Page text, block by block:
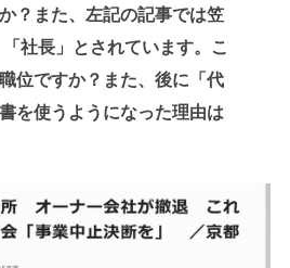
？また、左記の記事では笠
社長」とされています。こ
位ですか？また、後に「代
を使うようになった理由は